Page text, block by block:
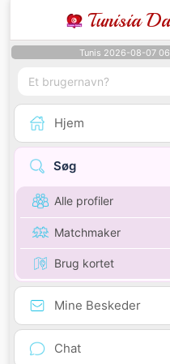
Tunisia
Tunis 2026-08-07
Hjem
Søg
Alle profiler
Matchmaker
Brug kortet
Mine Beskeder
Chat